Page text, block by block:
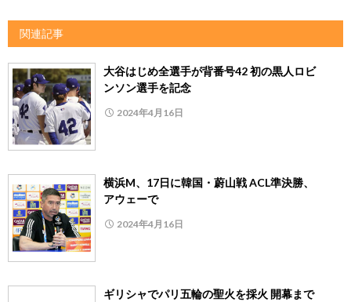
関連記事
大谷はじめ全選手が背番号42 初の黒人ロビ
ンソン選手を記念
2024年4月16日
横浜M、17日に韓国・蔚山戦 ACL準決勝、
アウェーで
2024年4月16日
ギリシャでパリ五輪の聖火を採火 開幕まで